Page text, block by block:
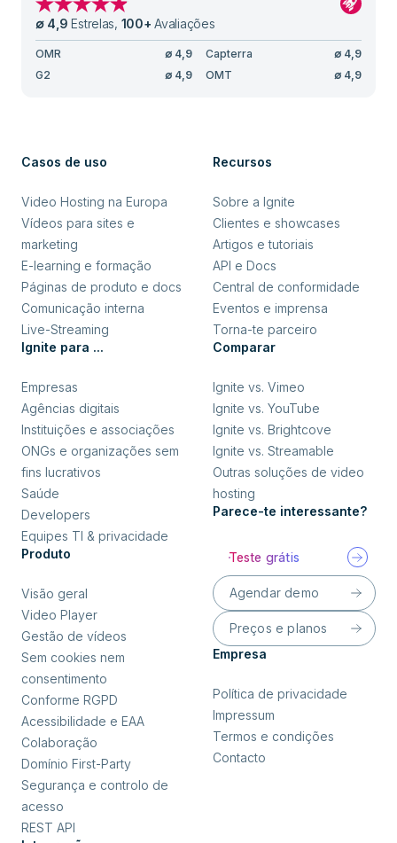
∅ 4,9 Estrelas, 100+ Avaliações
OMR ∅ 4,9 Capterra ∅ 4,9
G2
∅ 4,9 OMT ∅ 4,9
Casos de uso
Video Hosting na Europa
Vídeos para sites e
marketing
E-learning e formação
Páginas de produto e docs
Comunicação interna
Live-Streaming
Ignite para ...
Empresas
Agências digitais
Instituições e associações
ONGs e organizações sem
fins lucrativos
Saúde
Developers
Equipes TI & privacidade
Produto
Visão geral
Video Player
Gestão de vídeos
Sem cookies nem
consentimento
Conforme RGPD
Acessibilidade e EAA
Colaboração
Domínio First-Party
Segurança e controlo de
acesso
REST API
Recursos
Sobre a Ignite
Clientes e showcases
Artigos e tutoriais
API e Docs
Central de conformidade
Eventos e imprensa
Torna-te parceiro
Comparar
Ignite vs. Vimeo
Ignite vs. YouTube
Ignite vs. Brightcove
Ignite vs. Streamable
Outras soluções de video
hosting
Parece-te interessante?
Teste grátis
Agendar demo
Preços e planos
Empresa
Política de privacidade
Impressum
Termos e condições
Contacto